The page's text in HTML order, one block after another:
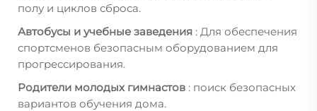
полу и циклов сброса.
Автобусы и учебные заведения : Для обеспечения
спортсменов безопасным оборудованием для
прогрессирования.
Родители молодых гимнастов : поиск безопасных
вариантов обучения дома.